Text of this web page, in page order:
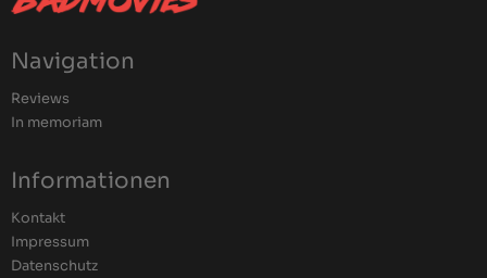
Navigation
Reviews
In memoriam
Informationen
Kontakt
Impressum
Datenschutz